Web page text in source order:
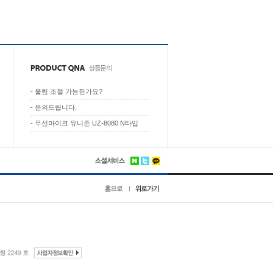
- 울림 조절 가능한가요?
- 문의드립니다.
- 무선마이크 유니존 UZ-8080 N타입